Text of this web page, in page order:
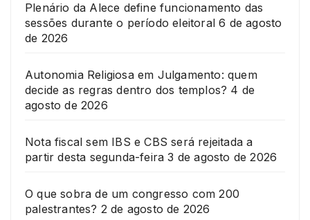
Plenário da Alece define funcionamento das
sessões durante o período eleitoral 6 de agosto
de 2026
Autonomia Religiosa em Julgamento: quem
decide as regras dentro dos templos? 4 de
agosto de 2026
Nota fiscal sem IBS e CBS será rejeitada a
partir desta segunda-feira 3 de agosto de 2026
O que sobra de um congresso com 200
palestrantes? 2 de agosto de 2026